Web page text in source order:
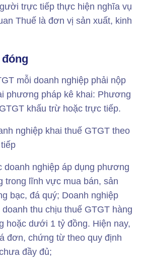
trực tiếp thực hiện nghĩa vụ
Thuế là đơn vị sản xuất, kinh
mỗi doanh nghiệp phải nộp
phương pháp kê khai: Phương
khấu trừ hoặc trực tiếp.
nghiệp khai thuế GTGT theo
doanh nghiệp áp dụng phương
trong lĩnh vực mua bán, sản
bạc, đá quý; Doanh nghiệp
thu chịu thuế GTGT hàng
hoặc dưới 1 tỷ đồng. Hiện nay,
đơn, chứng từ theo quy định
đầy đủ;